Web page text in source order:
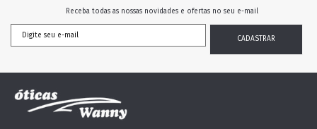
Receba todas as nossas novidades e ofertas no seu e-mail